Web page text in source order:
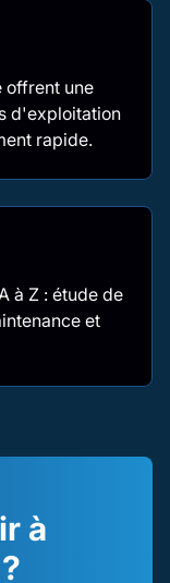
offrent une
d'exploitation
rapide.
à Z : étude de
et
à